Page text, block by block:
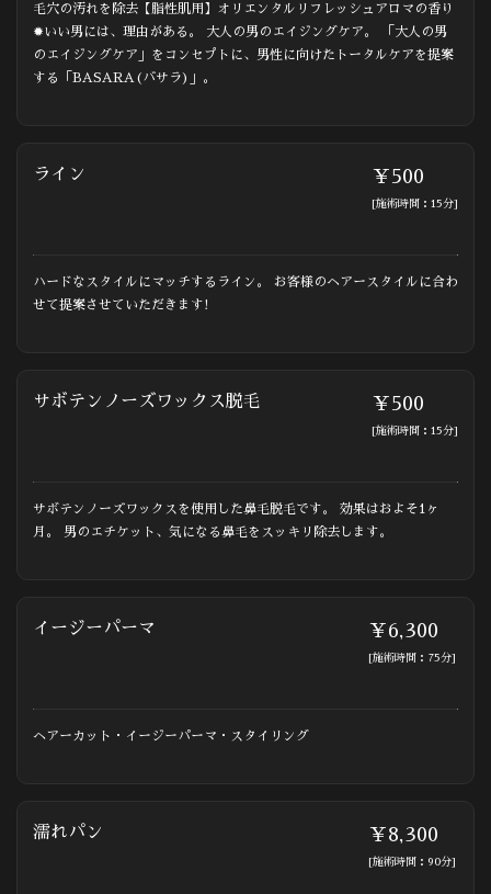
毛穴の汚れを除去【脂性肌用】オリエンタルリフレッシュアロマの香り
✹いい男には、理由がある。 大人の男のエイジングケア。 「大人の男
のエイジングケア」をコンセプトに、男性に向けたトータルケアを提案
する「BASARA(バサラ)」。
ライン ￥500
[施術時間：15分]
ハードなスタイルにマッチするライン。 お客様のヘアースタイルに合わ
せて提案させていただきます!
サボテンノーズワックス脱毛 ￥500
[施術時間：15分]
サボテンノーズワックスを使用した鼻毛脱毛です。 効果はおよそ1ヶ
月。 男のエチケット、気になる鼻毛をスッキリ除去します。
イージーパーマ ￥6,300
[施術時間：75分]
ヘアーカット・イージーパーマ・スタイリング
濡れパン ￥8,300
[施術時間：90分]